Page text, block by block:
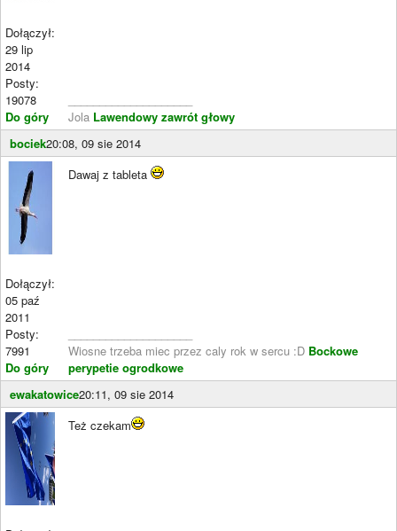
Dołączył:
29 lip
2014
Posty:
19078
Do góry
Jola Lawendowy zawrót głowy
bociek20:08, 09 sie 2014
Dołączył:
05 paź
2011
Posty:
7991
Do góry
Dawaj z tableta
Wiosne trzeba miec przez caly rok w sercu :D Bockowe
perypetie ogrodkowe
ewakatowice20:11, 09 sie 2014
Też czekam